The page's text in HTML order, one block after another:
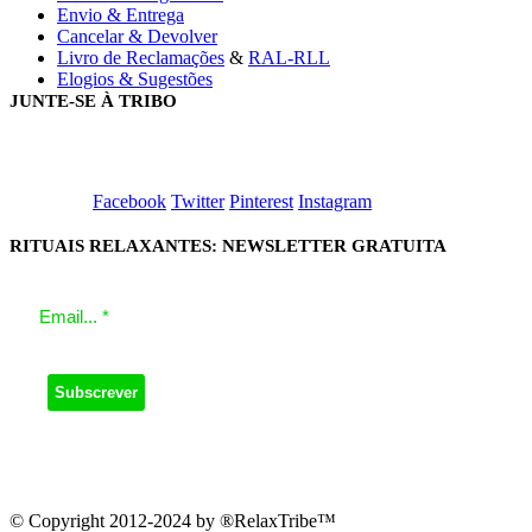
Envio & Entrega
Cancelar & Devolver
Livro de Reclamações & RAL-RLL
Elogios & Sugestões
JUNTE-SE À TRIBO
Facebook Twitter Pinterest Instagram
RITUAIS RELAXANTES: NEWSLETTER GRATUITA
© Copyright 2012-2024 by ®RelaxTribe™